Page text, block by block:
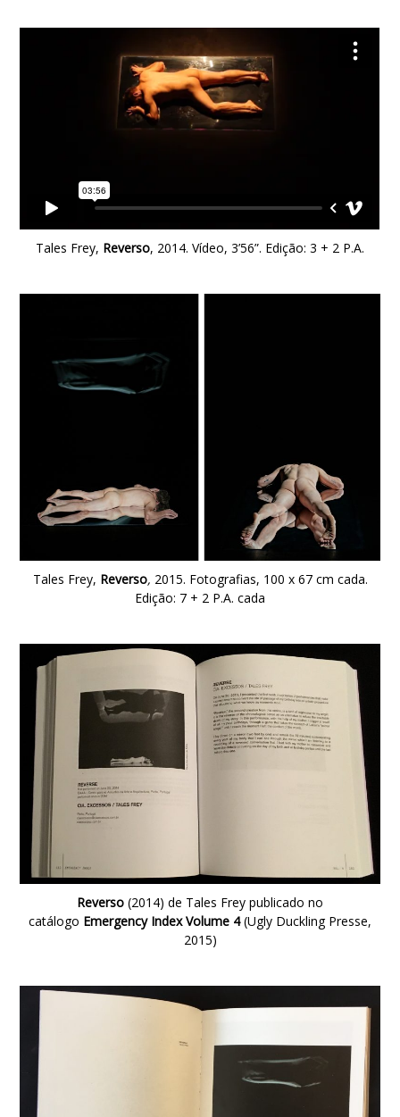
Tales Frey, Reverso, 2014. Vídeo, 3’56”. Edição: 3 + 2 P.A.
Tales Frey, Reverso, 2015. Fotografias, 100 x 67 cm cada.
Edição: 7 + 2 P.A. cada
Reverso (2014) de Tales Frey publicado no
catálogo Emergency Index Volume 4(Ugly Duckling Presse,
2015)